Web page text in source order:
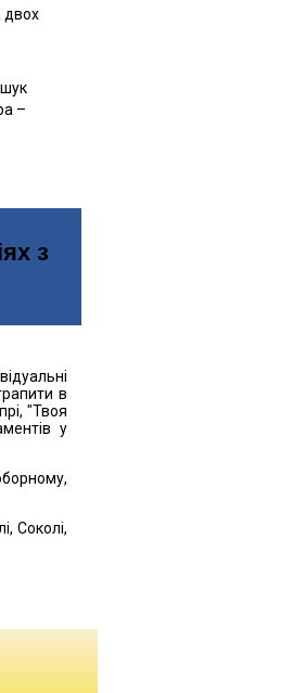
двох
–
з
в
"Твоя
у
Соколі,